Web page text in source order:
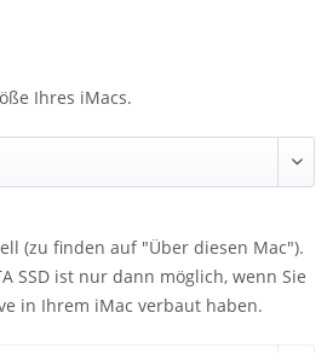
Ihres iMacs.
(zu finden auf "Über diesen Mac").
SSD ist nur dann möglich, wenn Sie
in Ihrem iMac verbaut haben.